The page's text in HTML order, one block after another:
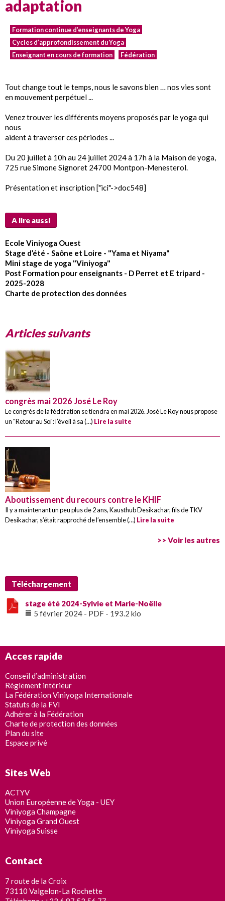
adaptation
Formation continue d’enseignants de Yoga
Cycles d’approfondissement du Yoga
Enseignant en cours de formation
Fédération
Tout change tout le temps, nous le savons bien … nos vies sont
en mouvement perpétuel ...
Venez trouver les différents moyens proposés par le yoga qui
nous
aident à traverser ces périodes ...
Du 20 juillet à 10h au 24 juillet 2024 à 17h à la Maison de yoga,
725 rue Simone Signoret 24700 Montpon-Menesterol.
Présentation et inscription ["ici"->doc548]
A lire aussi
Ecole Viniyoga Ouest
Stage d’été - Saône et Loire - "Yama et Niyama"
Mini stage de yoga "Viniyoga"
Post Formation pour enseignants - D Perret et E tripard -
2025-2028
Charte de protection des données
Articles suivants
congrès mai 2026 José Le Roy
Le congrès de la fédération se tiendra en mai 2026. José Le Roy nous propose
un "Retour au Soi : l’éveil à sa (…) Lire la suite
Aboutissement du recours contre le KHIF
Il y a maintenant un peu plus de 2 ans, Kausthub Desikachar, fils de TKV
Desikachar, s’était rapproché de l’ensemble (…) Lire la suite
>> Voir les autres
Téléchargement
stage été 2024-Sylvie et Marie-Noëlle
5 février 2024 - PDF - 193.2 kio
Acces rapide
Conseil d’administration
Règlement intérieur
La Fédération Viniyoga Internationale
Statuts de la FVI
Adhérer à la Fédération
Charte de protection des données
Plan du site
Espace privé
Sites Web
ACTYV
Union Européenne de Yoga - UEY
Viniyoga Champagne
Viniyoga Grand Ouest
Viniyoga Suisse
Contact
7 route de la Croix
73110 Valgelon-La Rochette